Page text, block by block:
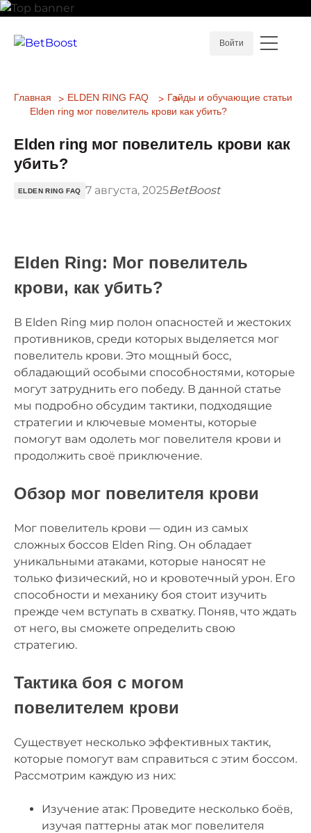
Войти
Главная ELDEN RING FAQ
Гайды и обучающие статьи
Elden ring мог повелитель крови как убить?
Elden ring мог повелитель крови как
убить?
ELDEN RING FAQ 7 августа, 2025BetBoost
Elden Ring: Мог повелитель
крови, как убить?
В Elden Ring мир полон опасностей и жестоких
противников, среди которых выделяется мог
повелитель крови. Это мощный босс,
обладающий особыми способностями, которые
могут затруднить его победу. В данной статье
мы подробно обсудим тактики, подходящие
стратегии и ключевые моменты, которые
помогут вам одолеть мог повелителя крови и
продолжить своё приключение.
Обзор мог повелителя крови
Мог повелитель крови — один из самых
сложных боссов Elden Ring. Он обладает
уникальными атаками, которые наносят не
только физический, но и кровотечный урон. Его
способности и механику боя стоит изучить
прежде чем вступать в схватку. Поняв, что ждать
от него, вы сможете определить свою
стратегию.
Тактика боя с могом
повелителем крови
Существует несколько эффективных тактик,
которые помогут вам справиться с этим боссом.
Рассмотрим каждую из них:
Изучение атак: Проведите несколько боёв,
изучая паттерны атак мог повелителя